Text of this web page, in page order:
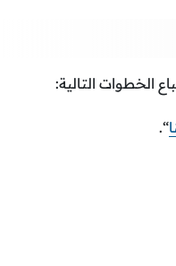
الخطوات التالية:
“.